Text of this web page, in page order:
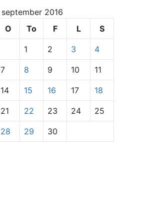
september 2016
O To F L S
1 2 3 4
7 8 9 10 11
14 15 16 17 18
21 22 23 24 25
28 29 30